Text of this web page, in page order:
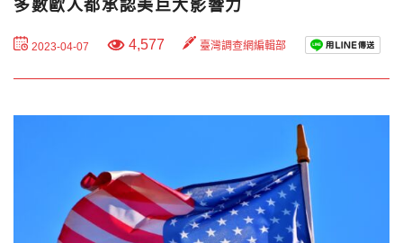
多數歐人都承認美巨大影響力
2023-04-07 4,577 臺灣調查網編輯部